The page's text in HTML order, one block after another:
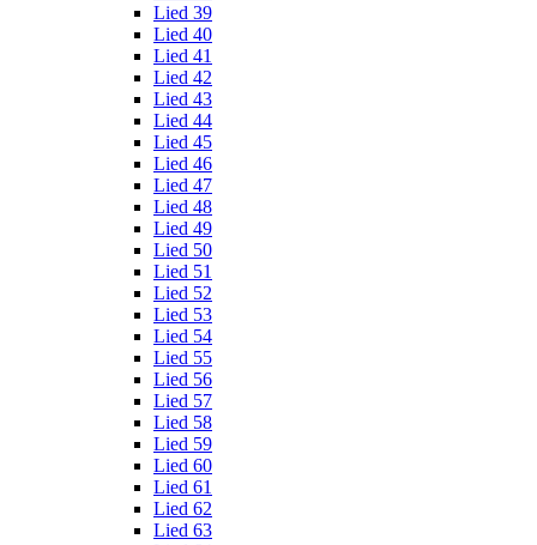
Lied 39
Lied 40
Lied 41
Lied 42
Lied 43
Lied 44
Lied 45
Lied 46
Lied 47
Lied 48
Lied 49
Lied 50
Lied 51
Lied 52
Lied 53
Lied 54
Lied 55
Lied 56
Lied 57
Lied 58
Lied 59
Lied 60
Lied 61
Lied 62
Lied 63